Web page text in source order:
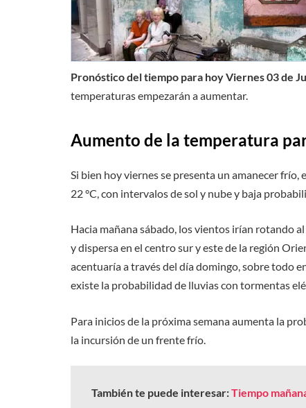
Pronóstico del tiempo para hoy Viernes 03 de
temperaturas empezarán a aumentar.
Aumento de la temperatura
Si bien hoy viernes se presenta un amanecer
22 °C, con intervalos de sol y nube y baja
Hacia mañana sábado, los vientos irían rotando
y dispersa en el centro sur y este de la región
acentuaría a través del día domingo, sobre todo
existe la probabilidad de lluvias con tormentas
Para inicios de la próxima semana aumenta la
la incursión de un frente frío.
También te puede interesar:Tiempo